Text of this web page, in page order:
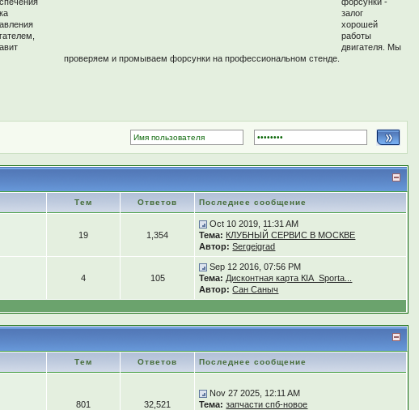
залог
хорошей
работы
двигателя. Мы
проверяем и промываем форсунки на профессиональном стенде.
Тем Ответов Последнее сообщение
19 1,354
Oct 10 2019, 11:31 AM
Тема: КЛУБНЫЙ СЕРВИС В МОСКВЕ
Автор: Sergeigrad
4 105
Sep 12 2016, 07:56 PM
Тема: Дисконтная карта КIA_Sporta...
Автор: Сан Саныч
Тем Ответов Последнее сообщение
801 32,521
Nov 27 2025, 12:11 AM
Тема: запчасти спб-новое